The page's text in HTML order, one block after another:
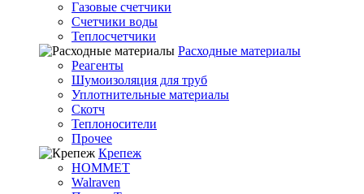
Газовые счетчики
Счетчики воды
Теплосчетчики
Расходные материалы
Реагенты
Шумоизоляция для труб
Уплотнительные материалы
Скотч
Теплоносители
Прочее
Крепеж
HOMMET
Walraven